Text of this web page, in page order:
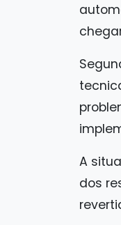
A
dos